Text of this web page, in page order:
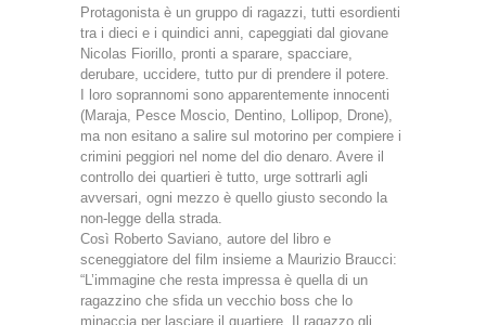
Protagonista è un gruppo di ragazzi, tutti esordienti
tra i dieci e i quindici anni, capeggiati dal giovane
Nicolas Fiorillo, pronti a sparare, spacciare,
derubare, uccidere, tutto pur di prendere il potere.
I loro soprannomi sono apparentemente innocenti
(Maraja, Pesce Moscio, Dentino, Lollipop, Drone),
ma non esitano a salire sul motorino per compiere i
crimini peggiori nel nome del dio denaro. Avere il
controllo dei quartieri è tutto, urge sottrarli agli
avversari, ogni mezzo è quello giusto secondo la
non-legge della strada.
Così Roberto Saviano, autore del libro e
sceneggiatore del film insieme a Maurizio Braucci:
“L’immagine che resta impressa è quella di un
ragazzino che sfida un vecchio boss che lo
minaccia per lasciare il quartiere. Il ragazzo gli